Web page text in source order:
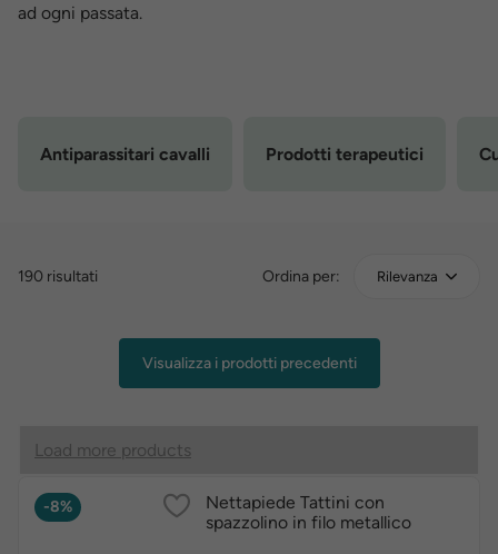
ad ogni passata.
Antiparassitari cavalli Prodotti terapeutici
190 risultati Ordina per: Rilevanza
Visualizza i prodotti precedenti
Load more products
-8%
Nettapiede Tattini con
spazzolino in filo metallico